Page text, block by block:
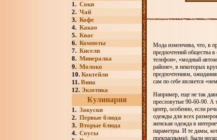
1. Соки
2. Чай
3. Кофе
4. Какао
5. Квас
6. Компоты
7. Кисели
8. Минералка
9. Молоко
10. Коктейли
11. Вина
12. Экзотика
Кулинария
1. Закуски
2. Первые блюда
3. Вторые блюда
4. Соусы
Мода изменчива, что, в
предпочтений общества
телефон», «модный
районе», в некоторых
предпочтениям,
сам по себе является
Например, еще не так
пресловутые 90-60-90. А
центр, особенно, если
одежды для всех
женская одежда в
параметры. И те дамы,
прекрасными), были